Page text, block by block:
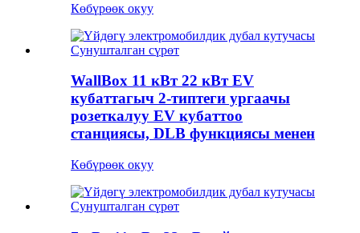
Көбүрөөк окуу
WallBox 11 кВт 22 кВт EV
кубаттагыч 2-типтеги ургаачы
розеткалуу EV кубаттоо
станциясы, DLB функциясы менен
Көбүрөөк окуу